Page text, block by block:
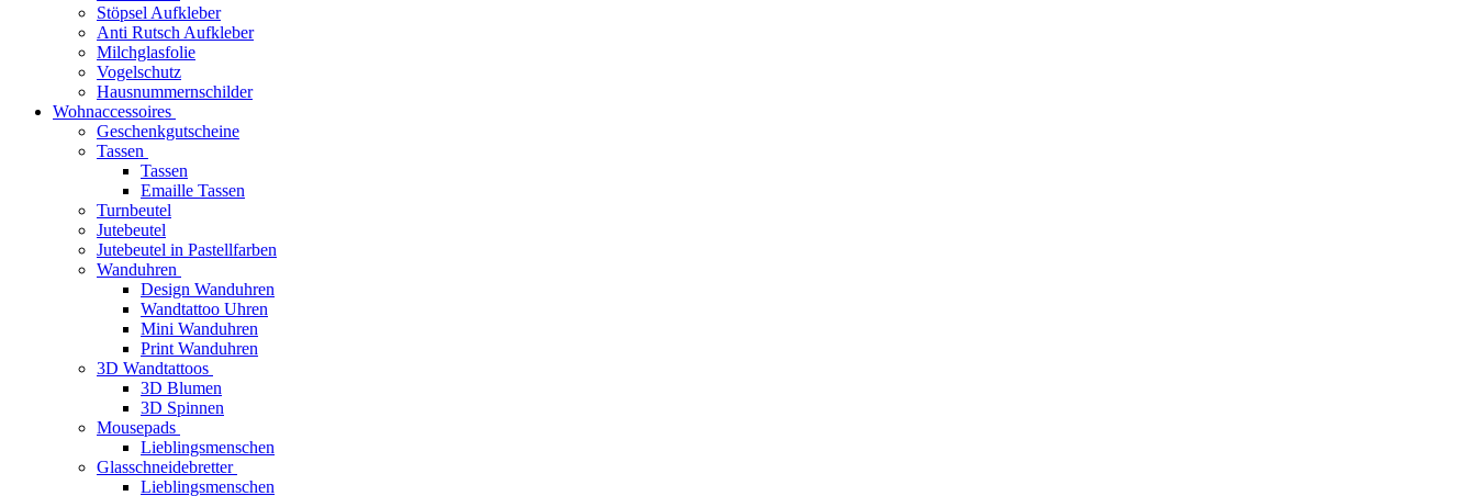
Stöpsel Aufkleber
Anti Rutsch Aufkleber
Milchglasfolie
Vogelschutz
Hausnummernschilder
Wohnaccessoires
Geschenkgutscheine
Tassen
Tassen
Emaille Tassen
Turnbeutel
Jutebeutel
Jutebeutel in Pastellfarben
Wanduhren
Design Wanduhren
Wandtattoo Uhren
Mini Wanduhren
Print Wanduhren
3D Wandtattoos
3D Blumen
3D Spinnen
Mousepads
Lieblingsmenschen
Glasschneidebretter
Lieblingsmenschen